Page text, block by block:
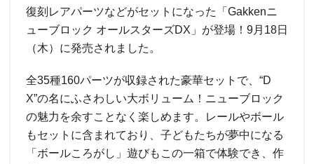
復刻レアパーツなどがセットになった「Gakkenニ
ューブロック オールスターズDX」が登場！9月18日
（木）に発売されました。
全35種160パーツが収録された豪華セットで、“D
X”の名にふさわしい大ボリューム！ニューブロック
の魅力を余すことなく楽しめます。レールやボール
もセットに含まれており、子どもたちが夢中になる
「ボールころがし」遊びもこの一箱で体験でき、作